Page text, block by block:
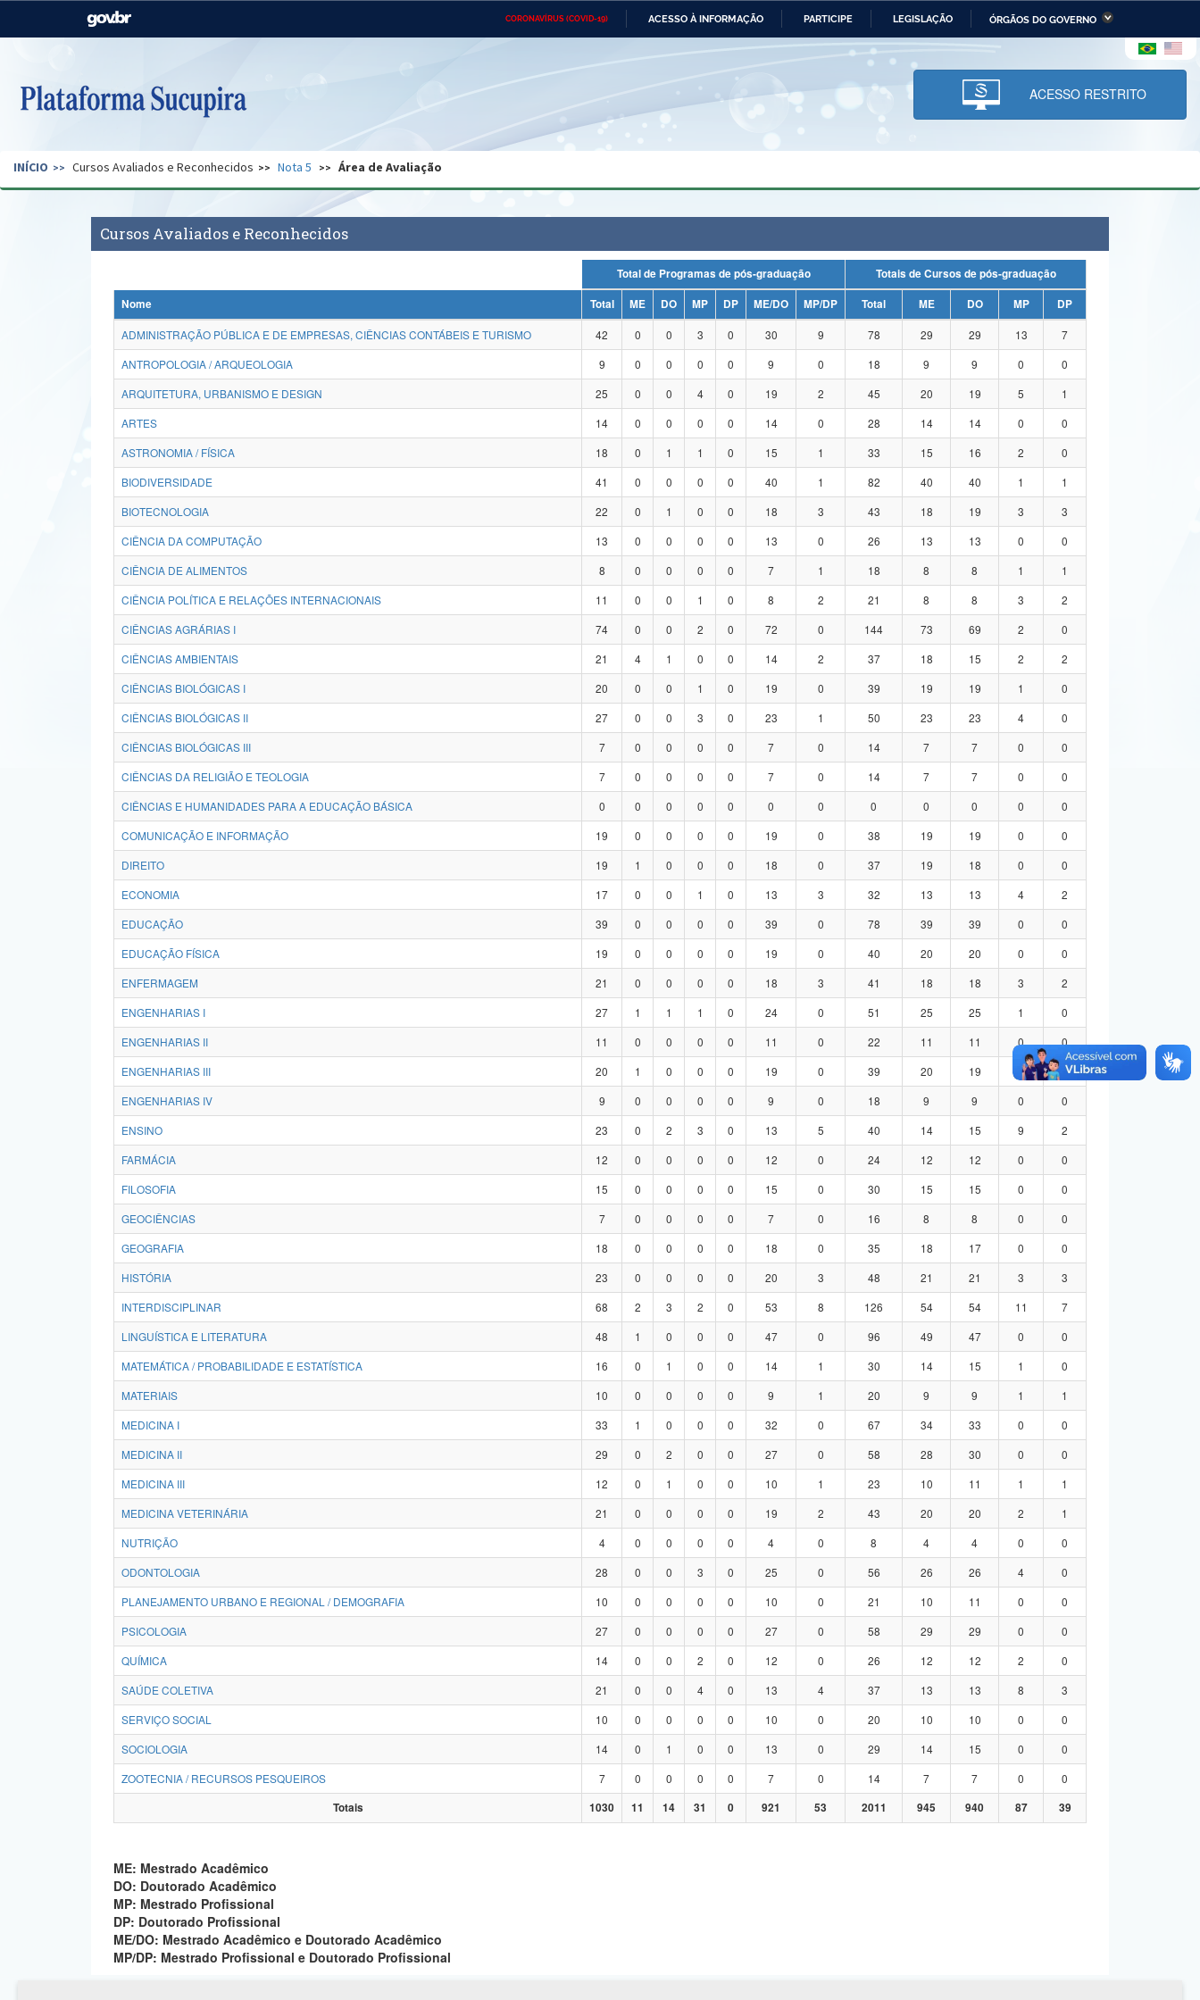
CORONAVÍRUS (COVID-19) ACESSO À INFORMAÇÃO PARTICIPE LEGISLAÇÃO ÓRGÃOS DO GOVERNO
Casa Civil Ministério das Relações Ministério da Economia Ministério da Infraestrutura
Pecuária e Abastecimento
Ministério da Ciência,
Tecnologia, Inovações e
Comunicações
Ministério do Desenvolvimento
Regional e dos Direitos Humanos
Secretaria de Governo Gabinete de Segurança Advocacia-Geral da União Banco Central do Brasil Planalto
ACESSO RESTRITO
INÍCIO Cursos Avaliados e Reconhecidos Nota 5 Área de Avaliação
Cursos Avaliados e Reconhecidos
Total de Programas de pós-graduação
Totais de Cursos de pós-graduação
Nome
Total ME DO MP DP ME/DO MP/DP Total ME DO MP
DP
ADMINISTRAÇÃO PÚBLICA E DE EMPRESAS, CIÊNCIAS CONTÁBEIS E TURISMO
42 0 0 3 0 30 9 78 29 29 13
7
ANTROPOLOGIA / ARQUEOLOGIA
9 0 0 0 0 9 0 18 9 9 0
0
ARQUITETURA, URBANISMO E DESIGN
25 0 0 4 0 19 2 45 20 19 5
1
ARTES
14 0 0 0 0 14 0 28 14 14 0
0
ASTRONOMIA / FÍSICA
18 0 1 1 0 15 1 33 15 16 2
0
BIODIVERSIDADE
41 0 0 0 0 40 1 82 40 40 1
1
BIOTECNOLOGIA
22 0 1 0 0 18 3 43 18 19 3
3
CIÊNCIA DA COMPUTAÇÃO
13 0 0 0 0 13 0 26 13 13 0
0
CIÊNCIA DE ALIMENTOS
8 0 0 0 0 7 1 18 8 8 1
1
CIÊNCIA POLÍTICA E RELAÇÕES INTERNACIONAIS
11 0 0 1 0 8 2 21 8 8 3
2
CIÊNCIAS AGRÁRIAS I
74 0 0 2 0 72 0 144 73 69 2
0
CIÊNCIAS AMBIENTAIS
21 4 1 0 0 14 2 37 18 15 2
2
CIÊNCIAS BIOLÓGICAS I
20 0 0 1 0 19 0 39 19 19 1
0
CIÊNCIAS BIOLÓGICAS II
27 0 0 3 0 23 1 50 23 23 4
0
CIÊNCIAS BIOLÓGICAS III
7 0 0 0 0 7 0 14 7 7 0
0
CIÊNCIAS DA RELIGIÃO E TEOLOGIA
7 0 0 0 0 7 0 14 7 7 0
0
CIÊNCIAS E HUMANIDADES PARA A EDUCAÇÃO BÁSICA
0 0 0 0 0 0 0 0 0 0 0
0
COMUNICAÇÃO E INFORMAÇÃO
19 0 0 0 0 19 0 38 19 19 0
0
DIREITO
19 1 0 0 0 18 0 37 19 18 0
0
ECONOMIA
17 0 0 1 0 13 3 32 13 13 4
2
EDUCAÇÃO
39 0 0 0 0 39 0 78 39 39 0
0
EDUCAÇÃO FÍSICA
19 0 0 0 0 19 0 40 20 20 0
0
ENFERMAGEM
21 0 0 0 0 18 3 41 18 18 3
2
ENGENHARIAS I
27 1 1 1 0 24 0 51 25 25 1
0
ENGENHARIAS II
11 0 0 0 0 11 0 22 11 11 0
0
ENGENHARIAS III
20 1 0 0 0 19 0 39 20 19 0
0
ENGENHARIAS IV
9 0 0 0 0 9 0 18 9 9 0
0
ENSINO
23 0 2 3 0 13 5 40 14 15 9
2
FARMÁCIA
12 0 0 0 0 12 0 24 12 12 0
0
FILOSOFIA
15 0 0 0 0 15 0 30 15 15 0
0
GEOCIÊNCIAS
7 0 0 0 0 7 0 16 8 8 0
0
GEOGRAFIA
18 0 0 0 0 18 0 35 18 17 0
0
HISTÓRIA
23 0 0 0 0 20 3 48 21 21 3
3
INTERDISCIPLINAR
68 2 3 2 0 53 8 126 54 54 11
7
LINGUÍSTICA E LITERATURA
48 1 0 0 0 47 0 96 49 47 0
0
MATEMÁTICA / PROBABILIDADE E ESTATÍSTICA
16 0 1 0 0 14 1 30 14 15 1
0
MATERIAIS
10 0 0 0 0 9 1 20 9 9 1
1
MEDICINA I
33 1 0 0 0 32 0 67 34 33 0
0
MEDICINA II
29 0 2 0 0 27 0 58 28 30 0
0
MEDICINA III
12 0 1 0 0 10 1 23 10 11 1
1
MEDICINA VETERINÁRIA
21 0 0 0 0 19 2 43 20 20 2
1
NUTRIÇÃO
4 0 0 0 0 4 0 8 4 4 0
0
ODONTOLOGIA
28 0 0 3 0 25 0 56 26 26 4
0
PLANEJAMENTO URBANO E REGIONAL / DEMOGRAFIA
10 0 0 0 0 10 0 21 10 11 0
0
PSICOLOGIA
27 0 0 0 0 27 0 58 29 29 0
0
QUÍMICA
14 0 0 2 0 12 0 26 12 12 2
0
SAÚDE COLETIVA
21 0 0 4 0 13 4 37 13 13 8
3
SERVIÇO SOCIAL
10 0 0 0 0 10 0 20 10 10 0
0
SOCIOLOGIA
14 0 1 0 0 13 0 29 14 15 0
0
ZOOTECNIA / RECURSOS PESQUEIROS
7 0 0 0 0 7 0 14 7 7 0
0
Totais
1030 11 14 31 0 921 53 2011 945 940 87 39
ME: Mestrado Acadêmico
DO: Doutorado Acadêmico
MP: Mestrado Profissional
DP: Doutorado Profissional
ME/DO: Mestrado Acadêmico e Doutorado Acadêmico
MP/DP: Mestrado Profissional e Doutorado Profissional